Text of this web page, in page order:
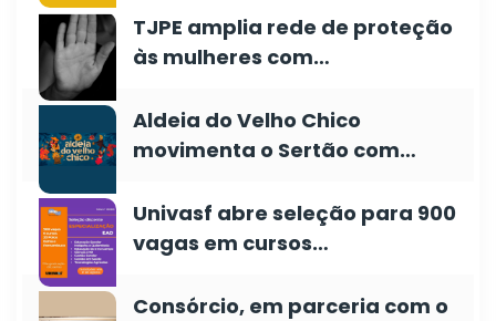
TJPE amplia rede de proteção
às mulheres com…
Aldeia do Velho Chico
movimenta o Sertão com…
Univasf abre seleção para 900
vagas em cursos…
Consórcio, em parceria com o